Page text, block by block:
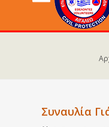
Συναυλία